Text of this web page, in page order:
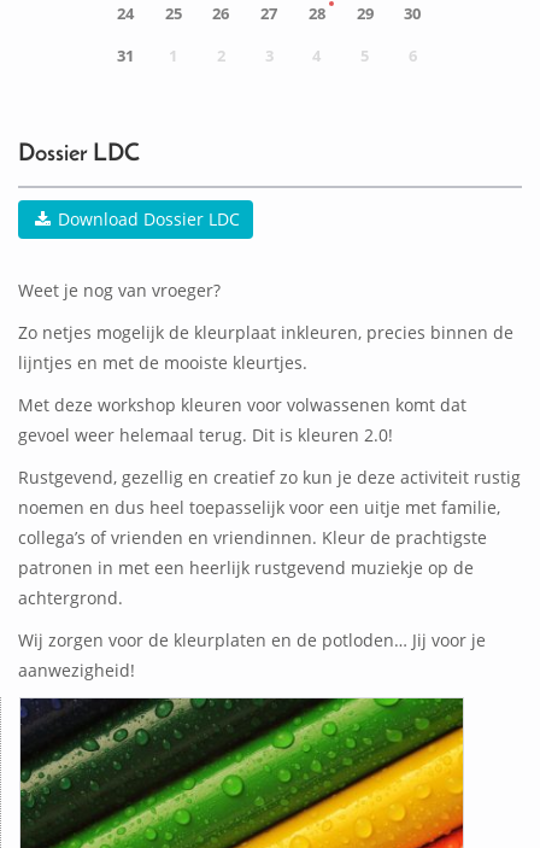
24
25 26 27 28 29
30
31
1 2 3 4 5 6
Dossier LDC
Download Dossier LDC
Weet je nog van vroeger?
Zo netjes mogelijk de kleurplaat inkleuren, precies binnen de
lijntjes en met de mooiste kleurtjes.
Met deze workshop kleuren voor volwassenen komt dat
gevoel weer helemaal terug. Dit is kleuren 2.0!
Rustgevend, gezellig en creatief zo kun je deze activiteit rustig
noemen en dus heel toepasselijk voor een uitje met familie,
collega’s of vrienden en vriendinnen. Kleur de prachtigste
patronen in met een heerlijk rustgevend muziekje op de
achtergrond.
Wij zorgen voor de kleurplaten en de potloden… Jij voor je
aanwezigheid!